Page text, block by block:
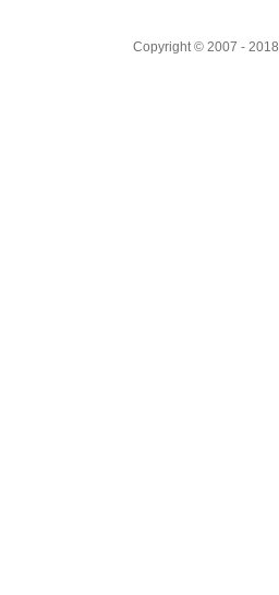
Copyright © 2007 - 2018